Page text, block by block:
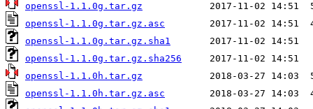
openssl-1.1.0g.tar.gz
openssl-1.1.0g.tar.gz.asc
openssl-1.1.0g.tar.gz.sha1
openssl-1.1.0g.tar.gz.sha256
openssl-1.1.0h.tar.gz
openssl-1.1.0h.tar.gz.asc